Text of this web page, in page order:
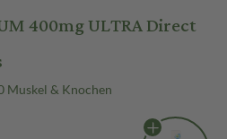
400mg ULTRA Direct
Muskel & Knochen